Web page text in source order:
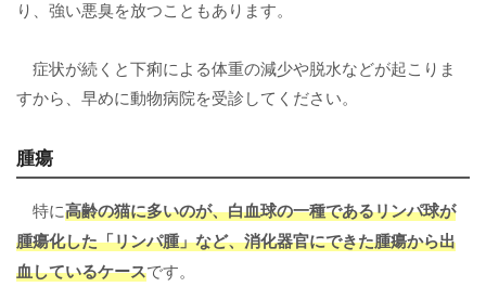
り、強い悪臭を放つこともあります。
症状が続くと下痢による体重の減少や脱水などが起こりま
すから、早めに動物病院を受診してください。
腫瘍
特に高齢の猫に多いのが、白血球の一種であるリンパ球が
腫瘍化した「リンパ腫」など、消化器官にできた腫瘍から出
血しているケースです。